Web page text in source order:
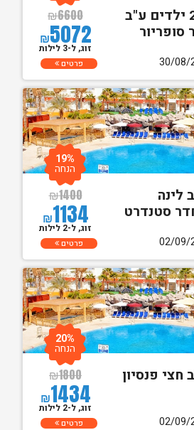
3 לילות לזוג + 2 ילדים ע"ב
סופריור
₪6600
₪5072
זוג, ל-3 לילות
פרטים
לינה
סטנדרט
₪1400
₪1134
19%
הנחה
זוג, ל-2 לילות
פרטים
חצי פנסיון
₪1800
₪1434
20%
הנחה
זוג, ל-2 לילות
פרטים